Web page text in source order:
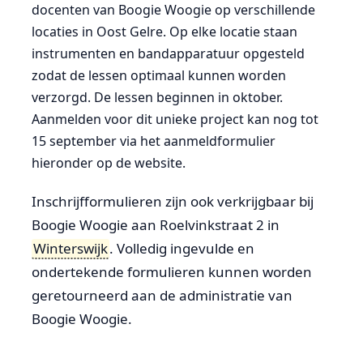
docenten van Boogie Woogie op verschillende
locaties in Oost Gelre. Op elke locatie staan
instrumenten en bandapparatuur opgesteld
zodat de lessen optimaal kunnen worden
verzorgd. De lessen beginnen in oktober.
Aanmelden voor dit unieke project kan nog tot
15 september via het aanmeldformulier
hieronder op de website.
Inschrijfformulieren zijn ook verkrijgbaar bij
Boogie Woogie aan Roelvinkstraat 2 in
Winterswijk. Volledig ingevulde en
ondertekende formulieren kunnen worden
geretourneerd aan de administratie van
Boogie Woogie.